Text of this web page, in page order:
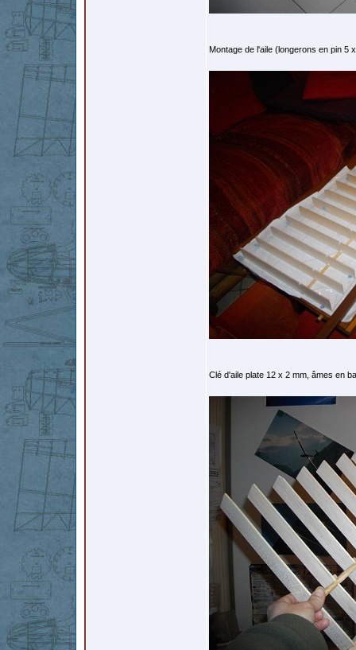
Montage de l'aile (longerons en pin 5
Clé d'aile plate 12 x 2 mm, âmes en